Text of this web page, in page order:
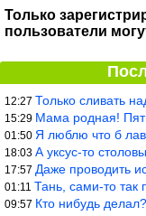
Только
пользователи
12:27 Только сливать
15:29 Мама родная!
01:50 Я люблю что б
18:03 А уксус-то
17:57 Даже проводить
01:11 Тань, сами-то так
09:57 Кто нибудь